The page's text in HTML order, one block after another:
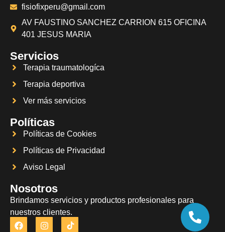
fisiofixperu@gmail.com
AV FAUSTINO SANCHEZ CARRION 615 OFICINA
401 JESUS MARIA
Servicios
Terapia traumatologíca
Terapia deportiva
Ver más servicios
Políticas
Políticas de Cookies
Políticas de Privacidad
Aviso Legal
Nosotros
Brindamos servicios y productos profesionales para
nuestros clientes.